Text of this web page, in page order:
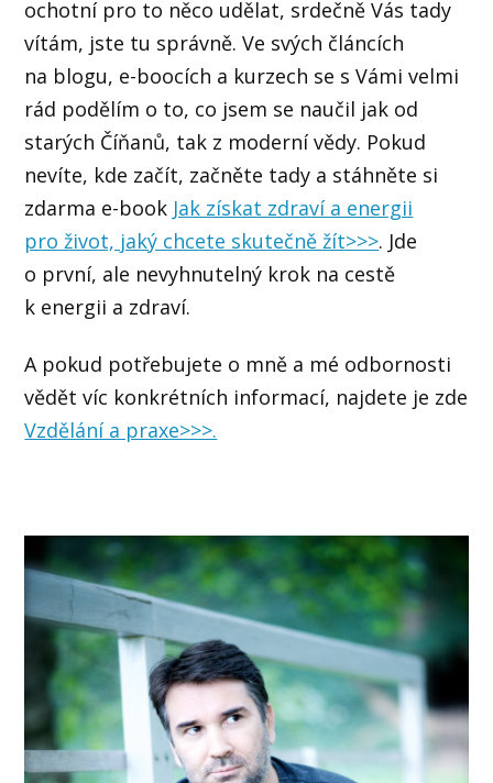
ochotní pro to něco udělat, srdečně Vás tady
vítám, jste tu správně. Ve svých článcích
na blogu, e-boocích a kurzech se s Vámi velmi
rád podělím o to, co jsem se naučil jak od
starých Číňanů, tak z moderní vědy. Pokud
nevíte, kde začít, začněte tady a stáhněte si
zdarma e-book Jak získat zdraví a energii
pro život, jaký chcete skutečně žít>>>. Jde
o první, ale nevyhnutelný krok na cestě
k energii a zdraví.
A pokud potřebujete o mně a mé odbornosti
vědět víc konkrétních informací, najdete je zde
Vzdělání a praxe>>>.